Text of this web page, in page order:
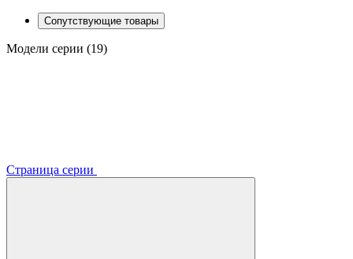
Сопутствующие товары
Модели серии (19)
Страница серии